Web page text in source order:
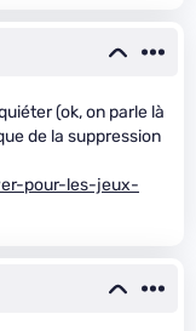
(ok, on parle là
de la suppression
pour-les-jeux-